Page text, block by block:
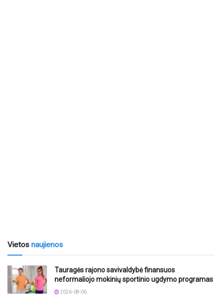
Vietos naujienos
Tauragės rajono savivaldybė finansuos
neformaliojo mokinių sportinio ugdymo programas
2026-08-06